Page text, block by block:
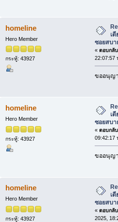
homeline
Hero Member
กระทู้: 43927
เ
ซอยสบา
« ตอบกลั
22:07:57
ขออนุญ
homeline
Hero Member
กระทู้: 43927
เ
ซอยสบา
« ตอบกลั
09:42:17
ขออนุญ
homeline
Hero Member
กระทู้: 43927
เ
ซอยสบา
« ตอบกลั
2025,